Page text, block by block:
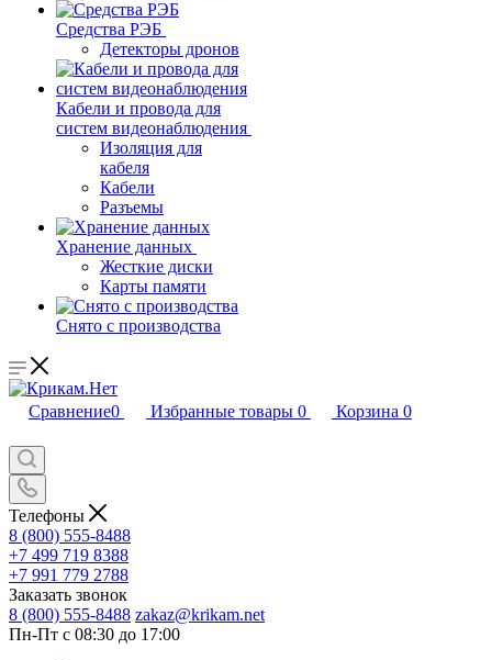
Средства РЭБ
Детекторы дронов
Кабели и провода для
систем видеонаблюдения
Изоляция для
кабеля
Кабели
Разъемы
Хранение данных
Жесткие диски
Карты памяти
Снято с производства
Сравнение0 Избранные товары 0 Корзина 0
Телефоны
8 (800) 555-8488
+7 499 719 8388
+7 991 779 2788
Заказать звонок
8 (800) 555-8488 zakaz@krikam.net
Пн-Пт с 08:30 до 17:00